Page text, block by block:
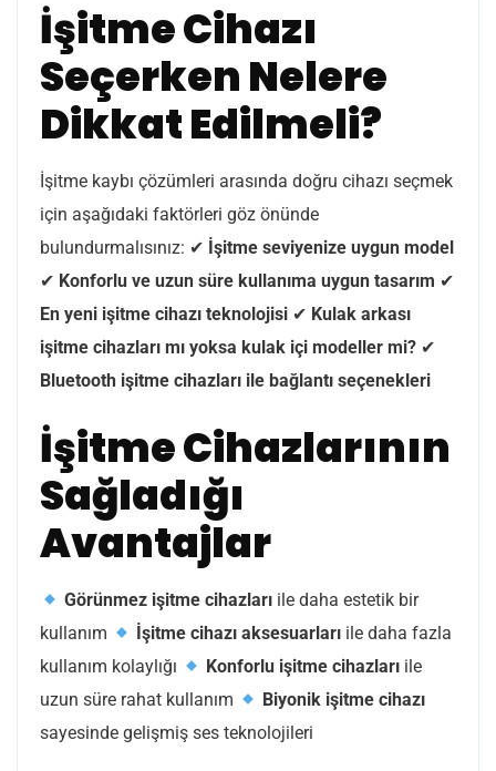
İşitme Cihazı
Seçerken Nelere
Dikkat Edilmeli?
İşitme kaybı çözümleri arasında doğru cihazı seçmek
için aşağıdaki faktörleri göz önünde
bulundurmalısınız: ✔ İşitme seviyenize uygun model
✔ Konforlu ve uzun süre kullanıma uygun tasarım ✔
En yeni işitme cihazı teknolojisi ✔ Kulak arkası
işitme cihazları mı yoksa kulak içi modeller mi? ✔
Bluetooth işitme cihazları ile bağlantı seçenekleri
İşitme Cihazlarının
Sağladığı
Avantajlar
Görünmez işitme cihazları ile daha estetik bir
kullanım
İşitme cihazı aksesuarları ile daha fazla
kullanım kolaylığı
Konforlu işitme cihazları ile
uzun süre rahat kullanım
Biyonik işitme cihazı
sayesinde gelişmiş ses teknolojileri